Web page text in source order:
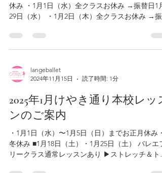
休み ・1月1日（水）全クラスお休み →振替日1月
29日（水） ・1月2日（木）全クラスお休み →振
→振替日1月31日（金） ★・1月4日（土）全クラ
お休み...
langeballet
2024年11月15日
読了時間: 1分
2025年1月けやき通り本校レッス
ンのご案内
・1月1日（水）〜1月5日（日）までお正月休み・
冬休み ■1月18日（土）・1月25日（土） バレエフ
リークラス通常レッスンあり ▶ストレッチ＆トレ